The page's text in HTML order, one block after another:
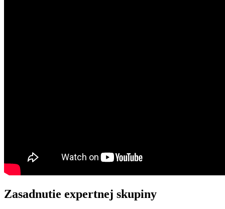
Zasadnutie expertnej skupiny